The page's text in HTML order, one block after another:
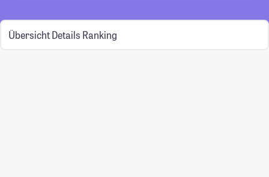
Übersicht Details Ranking